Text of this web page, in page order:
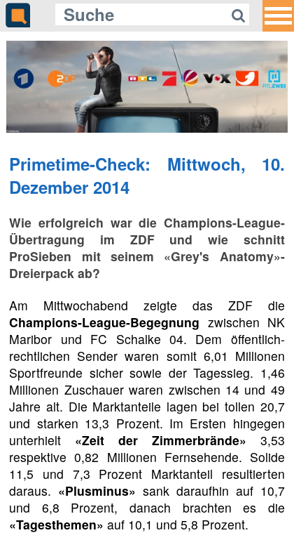
Primetime-Check: Mittwoch, 10.
Dezember 2014
Wie erfolgreich war die Champions-League-
Übertragung im ZDF und wie schnitt
ProSieben mit seinem «Grey's Anatomy»-
Dreierpack ab?
Am Mittwochabend zeigte das ZDF die
Champions-League-Begegnung zwischen NK
Maribor und FC Schalke 04. Dem öffentlich-
rechtlichen Sender waren somit 6,01 Millionen
Sportfreunde sicher sowie der Tagessieg. 1,46
Millionen Zuschauer waren zwischen 14 und 49
Jahre alt. Die Marktanteile lagen bei tollen 20,7
und starken 13,3 Prozent. Im Ersten hingegen
unterhielt «Zeit der Zimmerbrände» 3,53
respektive 0,82 Millionen Fernsehende. Solide
11,5 und 7,3 Prozent Marktanteil resultierten
daraus. «Plusminus» sank daraufhin auf 10,7
und 6,8 Prozent, danach brachten es die
«Tagesthemen» auf 10,1 und 5,8 Prozent.